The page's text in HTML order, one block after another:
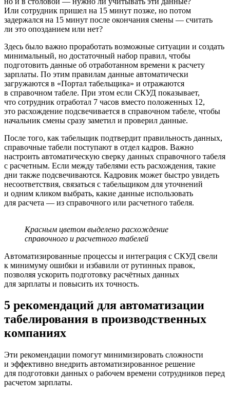
Или сотрудник пришел на 15 минут позже, но потом
задержался на 15 минут после окончания смены — считать
ли это опозданием или нет?
Здесь было важно проработать возможные ситуации и создать
минимальный, но достаточный набор правил, чтобы
подготовить данные об отработанном времени к расчету
зарплаты. По этим правилам данные автоматически
загружаются в «Портал табельщика» и отражаются
в справочном табеле. При этом если СКУД показывает,
что сотрудник отработал 7 часов вместо положенных 12,
это расхождение подсвечивается в справочном табеле, чтобы
начальник смены сразу заметил и проверил данные.
После того, как табельщик подтвердит правильность данных,
справочные табели поступают в отдел кадров. Важно
настроить автоматическую сверку данных справочного табеля
с расчетным. Если между табелями есть расхождения, такие
дни также подсвечиваются. Кадровик может быстро увидеть
несоответствия, связаться с табельщиком для уточнений
и одним кликом выбрать, какие данные использовать
для расчета — из справочного или расчетного табеля.
Красным цветом выделено расхождение
справочного и расчетного табелей
Автоматизированные процессы и интеграция с СКУД свели
к минимуму ошибки и избавили от рутинных правок,
позволяя ускорить подготовку расчётных данных
для зарплаты и повысить их точность.
5 рекомендаций для автоматизации
табелирования в производственных
компаниях
Эти рекомендации помогут минимизировать сложности
и эффективно внедрить автоматизированное решение
для подготовки данных о рабочем времени сотрудников перед
расчетом зарплаты.